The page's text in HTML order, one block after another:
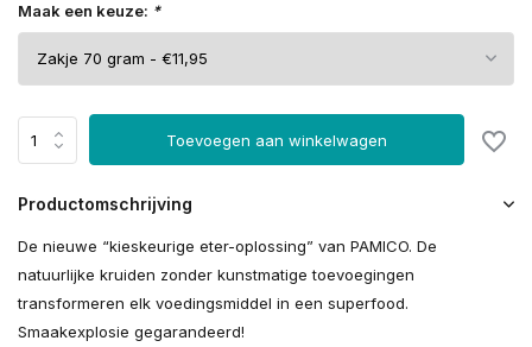
Maak een keuze: *
Toevoegen aan winkelwagen
Productomschrijving
De nieuwe “kieskeurige eter-oplossing” van PAMICO. De
natuurlijke kruiden zonder kunstmatige toevoegingen
transformeren elk voedingsmiddel in een superfood.
Smaakexplosie gegarandeerd!